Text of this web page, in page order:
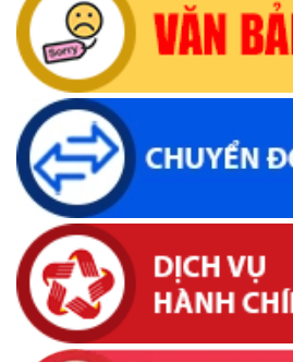
Thông báo về việc bán tài sản là
phạm hành chính bị tịch thu sung
(10/06/2026, 16:26)
Lịch tiếp công dân định kỳ của
05 năm 2026
(22/05/2026, 16:40)
Lịch tiếp công dân của Chủ tịch
tháng 05/2026
(26/05/2026, 15:43)
Lịch tiếp công dân định kỳ của Chủ
Krông Bông tháng 04 năm 2026
(16/04/2026, 17:00)